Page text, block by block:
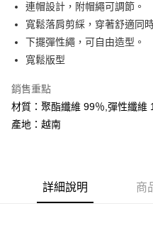
全盈+PAY
大哥付你分期
相關說明
1.本服務由台灣大哥大提供，台灣
流程，驗證手機門號後，選擇欲分
成交易。
【繳款方式說明】
1.分期款項不併入電信帳單，「大
AFTEE先享後付
相關說明
AFTEE先享後付是「在收到商品之
３．安心：先確認商品／服務後，
【「AFTEE先享後付」結帳流程】
ATM付款
全家取貨付款
每筆NT$60，滿NT$599(含以上)
連帽設計，附帽繩可調節。
寬鬆落肩剪綵，穿著舒適同
下擺彈性繩，可自由造型。
寬鬆版型
銷售重點
材質：聚酯纖維 99％,彈性纖維
產地：越南
詳細說明 商